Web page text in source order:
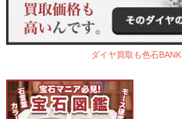
ダイヤ買取も色石BANK